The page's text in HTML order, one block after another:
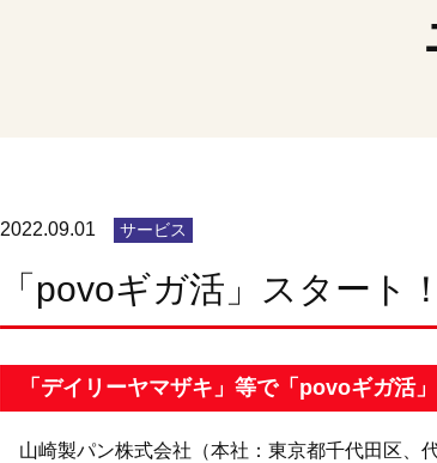
2022.09.01 サービス
「povoギガ活」スタート！
「デイリーヤマザキ」等で「povoギガ活
山崎製パン株式会社（本社：東京都千代田区、